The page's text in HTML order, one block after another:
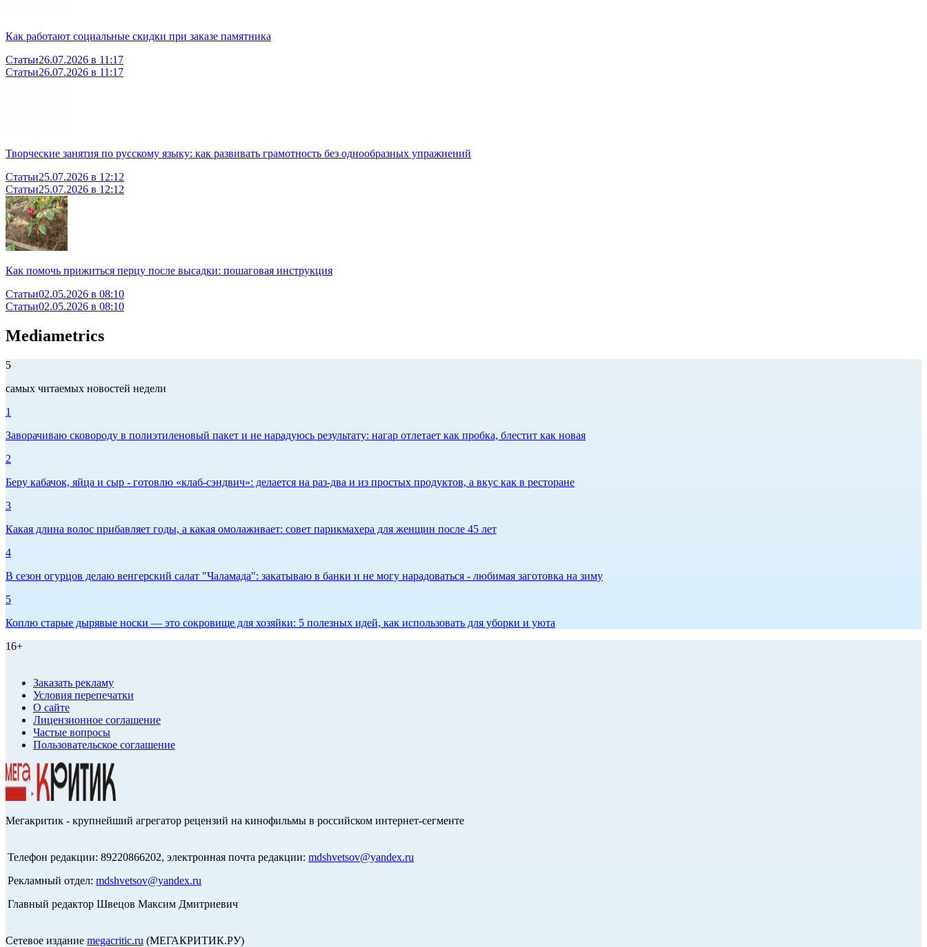
Как работают социальные скидки при заказе памятника
Статьи26.07.2026 в 11:17
Статьи26.07.2026 в 11:17
Творческие занятия по русскому языку: как развивать грамотность без однообразных упражнений
Статьи25.07.2026 в 12:12
Статьи25.07.2026 в 12:12
Как помочь прижиться перцу после высадки: пошаговая инструкция
Статьи02.05.2026 в 08:10
Статьи02.05.2026 в 08:10
Mediametrics
5
самых читаемых новостей недели
1
Заворачиваю сковороду в полиэтиленовый пакет и не нарадуюсь результату: нагар отлетает как пробка, блестит как новая
2
Беру кабачок, яйца и сыр - готовлю «клаб-сэндвич»: делается на раз-два и из простых продуктов, а вкус как в ресторане
3
Какая длина волос прибавляет годы, а какая омолаживает: совет парикмахера для женщин после 45 лет
4
В сезон огурцов делаю венгерский салат "Чаламада": закатываю в банки и не могу нарадоваться - любимая заготовка на зиму
5
Коплю старые дырявые носки — это сокровище для хозяйки: 5 полезных идей, как использовать для уборки и уюта
16+
Заказать рекламу
Условия перепечатки
О сайте
Лицензионное соглашение
Частые вопросы
Пользовательское соглашение
Мегакритик - крупнейший агрегатор рецензий на кинофильмы в российском интернет-сегменте
Телефон редакции: 89220866202, электронная почта редакции: mdshvetsov@yandex.ru
Рекламный отдел: mdshvetsov@yandex.ru
Главный редактор Швецов Максим Дмитриевич
Сетевое издание megacritic.ru (МЕГАКРИТИК.РУ)